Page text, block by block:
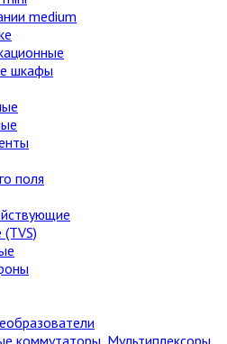
medium
шкафы
поля
коммутаторы, Мультиплексоры,